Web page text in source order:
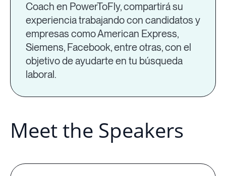
Coach en PowerToFly, compartirá su
experiencia trabajando con candidatos y
empresas como American Express,
Siemens, Facebook, entre otras, con el
objetivo de ayudarte en tu búsqueda
laboral.
Meet the Speakers